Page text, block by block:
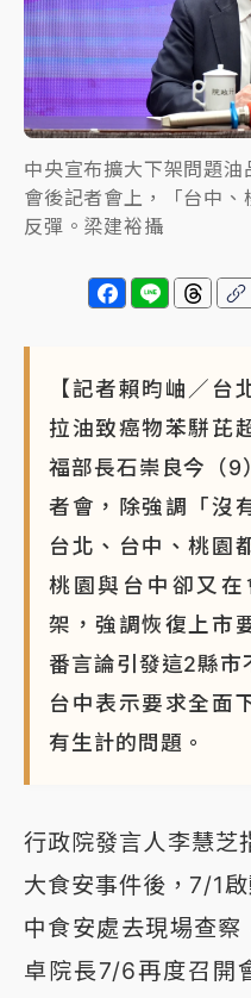
損最多
白海豚挾豪雨狂炸新北
砸落毀車
最好玩的父親節！「爸
福孩童齊暢玩
強風長浪襲馬祖！「白
水觀浪恐重罰失血
白海豚瘦身！中部以北
中央宣布擴大下架問題
會後記者會上，「台中
反彈。梁建裕攝
【記者賴昀岫／台
拉油致癌物苯駢芘
福部長石崇良今（9
者會，除強調「沒
台北、台中、桃園
桃園與台中卻又
架，強調恢復上市
番言論引發這2縣市
台中表示要求全面
有生計的問題。
行政院發言人李慧
大食安事件後，7/1
中食安處去現場查察
卓院長7/6再度召開